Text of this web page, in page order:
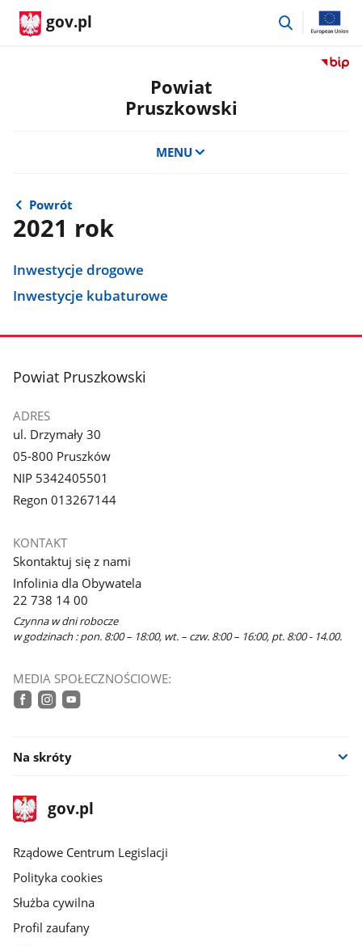
gov.pl
przejdź
Przejdź
Powiat
Pruszkowski
MENU
Powrót
2021 rok
Inwestycje drogowe
Inwestycje kubaturowe
stopka
Powiat Pruszkowski
ADRES
ul. Drzymały 30
05-800 Pruszków
NIP 5342405501
Regon 013267144
KONTAKT
Skontaktuj się z nami
Infolinia dla Obywatela
22 738 14 00
Czynna w dni robocze
w godzinach : pon. 8:00 – 18:00, wt. – czw. 8:00 – 16:00, pt. 8:00 - 14.00.
MEDIA SPOŁECZNOŚCIOWE:
Na skróty
stopka
gov.plStrona
gov.pl
Rządowe Centrum Legislacji
Polityka cookies
Służba cywilna
Profil zaufany